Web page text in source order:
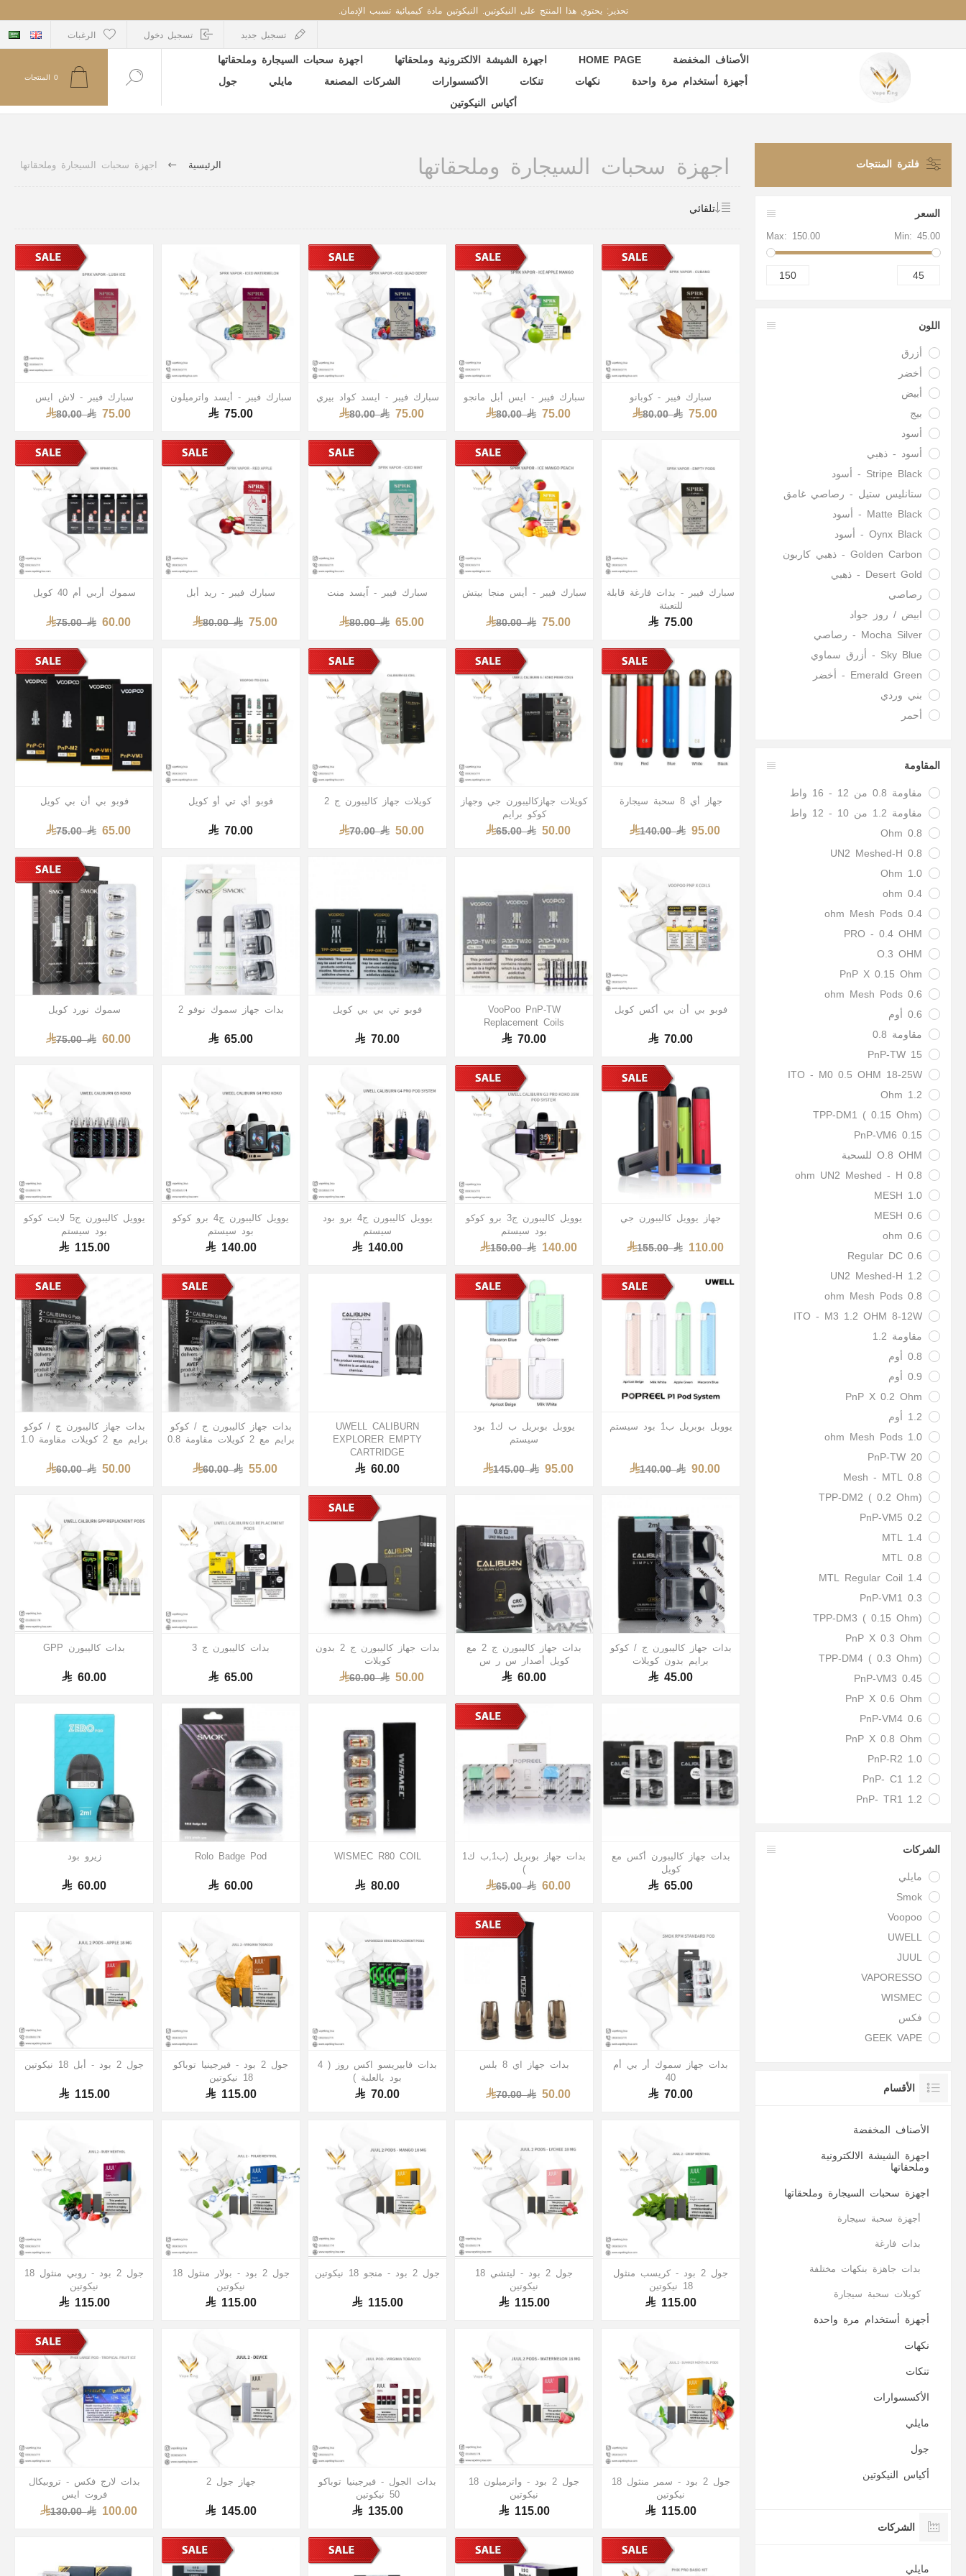
تحذير: يحتوي هذا المنتج على النيكوتين. النيكوتين مادة كيميائية تسبب الإدمان.
تسجيل جديد تسجيل دخول الرغبات
الأصناف المخفضة HOME PAGE اجهزة الشيشة الالكترونية وملحقاتها اجهزة سحبات السيجارة وملحقاتها
أجهزة أستخدام مرة واحدة نكهات تنكات الأكسسوارات الشركات المصنعة مايلي جول
أكياس النيكوتين
0 المنتجات
الرئيسية اجهزة سحبات السيجارة وملحقاتها اجهزة سحبات السيجارة وملحقاتها
سبارك فيبر - كوبانو
75.00
80.00
سبارك فيبر - ايس أبل مانجو
75.00
80.00
سبارك فيبر - ايسد كواد بيري
75.00
80.00
سبارك فيبر - أيسد واترميلون
75.00
سبارك فيبر - لاش ايس
75.00
80.00
سبارك فيبر - بدات فارغة قابلة
للتعبئة
75.00
سبارك فيبر - أيس منجا بيتش
75.00
80.00
سبارك فيبر - اّيسد منت
65.00
80.00
سبارك فيبر - ريد أبل
75.00
80.00
سموك أربي أم 40 كويل
60.00
75.00
جهاز أي 8 سحبة سيجارة
95.00
140.00
كويلات جهازكاليبورن جي وجهاز
كوكو برايم
50.00
65.00
كويلات جهاز كاليبورن ج 2
50.00
70.00
فوبو أي تي أو كويل
70.00
فوبو بي أن بي كويل
65.00
75.00
فوبو بي أن بي أكس كويل
70.00
VooPoo PnP-TW
Replacement Coils
70.00
فوبو تي بي بي كويل
70.00
بدات جهاز سموك نوفو 2
65.00
سموك نورد كويل
60.00
75.00
جهاز يوويل كاليبورن جي
110.00
155.00
يوويل كاليبورن ج3 برو كوكو
بود سيستم
140.00
150.00
يوويل كاليبورن ج4 برو بود
سيستم
140.00
يوويل كاليبورن ج4 برو كوكو
بود سيستم
140.00
يوويل كاليبورن ج5 لايت كوكو
بود سيستم
115.00
يووبل بوبريل ب1 بود سيستم
90.00
140.00
يووبل بوبريل ب ك1 بود
سيستم
95.00
145.00
UWELL CALIBURN
EXPLORER EMPTY
CARTRIDGE
60.00
بدات جهاز كاليبورن ج / كوكو
برايم مع 2 كويلات مقاومة 0.8
55.00
60.00
بدات جهاز كاليبورن ج / كوكو
برايم مع 2 كويلات مقاومة 1.0
50.00
60.00
بدات جهاز كاليبورن ج / كوكو
برايم بدون كويلات
45.00
بدات جهاز كاليبورن ج 2 مع
كويل أصدار س ر س
60.00
بدات جهاز كاليبورن ج 2 بدون
كويلات
50.00
60.00
بدات كاليبورن ج 3
65.00
بدات كاليبورن GPP
60.00
بدات جهاز كاليبورن أكس مع
كويل
65.00
بدات جهاز بوبريل (ب1,ب ك1
)
60.00
65.00
WISMEC R80 COIL
80.00
Rolo Badge Pod
60.00
زيرو بود
60.00
بدات جهاز سموك أر بي أم
40
70.00
بدات جهاز اي 8 بلس
50.00
70.00
بدات فابيريسو اكس روز ( 4
بود بالعلبة )
70.00
جول 2 بود - فيرجينيا توباكو
18 نيكوتين
115.00
جول 2 بود - أبل 18 نيكوتين
115.00
جول 2 بود - كريسب منثول
18 نيكوتين
115.00
جول 2 بود - ليتشي 18
نيكوتين
115.00
جول 2 بود - منجو 18 نيكوتين
115.00
جول 2 بود - بولار منثول 18
نيكوتين
115.00
جول 2 بود - روبي منثول 18
نيكوتين
115.00
جول 2 بود - سمر منثول 18
نيكوتين
115.00
جول 2 بود - واترميلون 18
نيكوتين
115.00
بدات الجول - فيرجينيا توباكو
50 نيكوتين
135.00
جهاز جول 2
145.00
بدات لارج فكس - تروبيكال
فروت ايس
100.00
130.00
فلترة المنتجات
السعر
Min: 45.00
Max: 150.00
45
150
اللون
أزرق
أخضر
أبيض
بيج
أسود
أسود - ذهبي
Stripe Black - أسود
ستانليس ستيل - رصاصي غامق
Matte Black - أسود
Oynx Black - أسود
Golden Carbon - ذهبي كاربون
Desert Gold - ذهبي
رصاصي
ابيض / روز جواد
Mocha Silver - رصاصي
Sky Blue - أزرق سماوي
Emerald Green - أخضر
بني وردي
أحمر
المقاومة
مقاومة 0.8 من 12 - 16 واط
مقاومة 1.2 من 10 - 12 واط
0.8 Ohm
0.8 UN2 Meshed-H
1.0 Ohm
0.4 ohm
0.4 ohm Mesh Pods
PRO - 0.4 OHM
O.3 OHM
PnP X 0.15 Ohm
0.6 ohm Mesh Pods
0.6 أوم
مقاومة 0.8
PnP-TW 15
ITO - M0 0.5 OHM 18-25W
1.2 Ohm
TPP-DM1 ( 0.15 Ohm)
PnP-VM6 0.15
O.8 OHM للسحبة
0.8 ohm UN2 Meshed - H
MESH 1.0
0.6 MESH
0.6 ohm
Regular DC 0.6
1.2 UN2 Meshed-H
0.8 ohm Mesh Pods
ITO - M3 1.2 OHM 8-12W
مقاومة 1.2
0.8 أوم
0.9 أوم
PnP X 0.2 Ohm
1.2 أوم
1.0 ohm Mesh Pods
PnP-TW 20
Mesh - MTL 0.8
TPP-DM2 ( 0.2 Ohm)
PnP-VM5 0.2
MTL 1.4
0.8 MTL
1.4 MTL Regular Coil
PnP-VM1 0.3
TPP-DM3 ( 0.15 Ohm)
PnP X 0.3 Ohm
TPP-DM4 ( 0.3 Ohm)
PnP-VM3 0.45
PnP X 0.6 Ohm
PnP-VM4 0.6
PnP X 0.8 Ohm
PnP-R2 1.0
PnP- C1 1.2
PnP- TR1 1.2
الشركات
مايلي
Smok
Voopoo
UWELL
JUUL
VAPORESSO
WISMEC
فكس
GEEK VAPE
الأقسام
الأصناف المخفضة
اجهزة الشيشة الالكترونية
وملحقاتها
اجهزة سحبات السيجارة وملحقاتها
أجهزة سحبة سيجارة
بدات فارغة
بدات جاهزة بنكهات مختلفة
كويلات سحبة سيجارة
أجهزة أستخدام مرة واحدة
نكهات
تنكات
الأكسسوارات
مايلي
جول
أكياس النيكوتين
الشركات
مايلي